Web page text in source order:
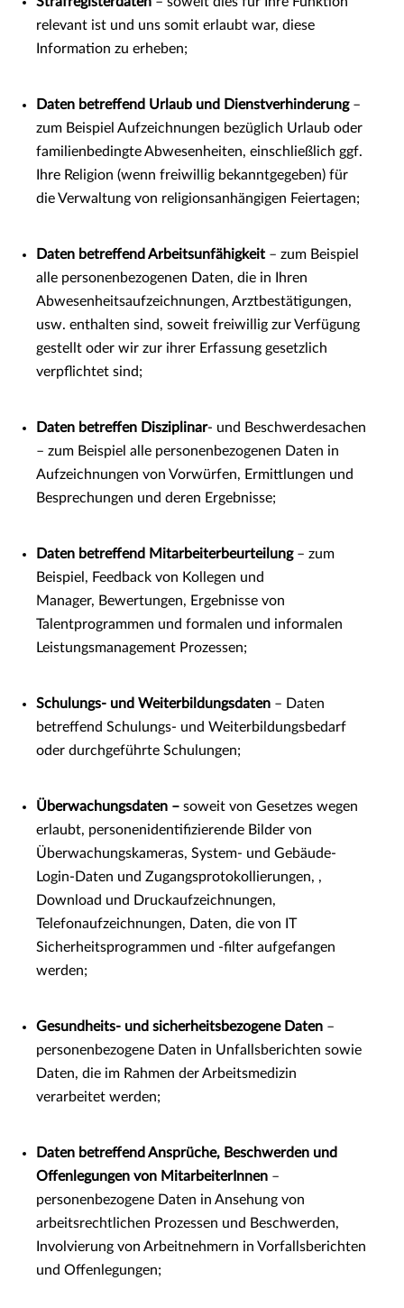
relevant ist und uns somit erlaubt war, diese
Information zu erheben;
Daten betreffend Urlaub und Dienstverhinderung–
zum Beispiel Aufzeichnungen bezüglich Urlaub oder
familienbedingte Abwesenheiten, einschließlich ggf.
Ihre Religion (wenn freiwillig bekanntgegeben) für
die Verwaltung von religionsanhängigen Feiertagen;
Daten betreffend Arbeitsunfähigkeit – zum Beispiel
alle personenbezogenen Daten, die in Ihren
Abwesenheitsaufzeichnungen, Arztbestätigungen,
usw. enthalten sind, soweit freiwillig zur Verfügung
gestellt oder wir zur ihrer Erfassung gesetzlich
verpflichtet sind;
Daten betreffen Disziplinar- und Beschwerdesachen
– zum Beispiel alle personenbezogenen Daten in
Aufzeichnungen von Vorwürfen, Ermittlungen und
Besprechungen und deren Ergebnisse;
Daten betreffend Mitarbeiterbeurteilung – zum
Beispiel, Feedback von Kollegen und
Manager, Bewertungen, Ergebnisse von
Talentprogrammen und formalen und informalen
Leistungsmanagement Prozessen;
Schulungs- und Weiterbildungsdaten – Daten
betreffend Schulungs- und Weiterbildungsbedarf
oder durchgeführte Schulungen;
Überwachungsdaten – soweit von Gesetzes wegen
erlaubt, personenidentifizierende Bilder von
Überwachungskameras, System- und Gebäude-
Login-Daten und Zugangsprotokollierungen, ,
Download und Druckaufzeichnungen,
Telefonaufzeichnungen, Daten, die von IT
Sicherheitsprogrammen und -filter aufgefangen
werden;
Gesundheits- und sicherheitsbezogene Daten –
personenbezogene Daten in Unfallsberichten sowie
Daten, die im Rahmen der Arbeitsmedizin
verarbeitet werden;
Daten betreffend Ansprüche, Beschwerden und
Offenlegungen von MitarbeiterInnen –
personenbezogene Daten in Ansehung von
arbeitsrechtlichen Prozessen und Beschwerden,
Involvierung von Arbeitnehmern in Vorfallsberichten
und Offenlegungen;